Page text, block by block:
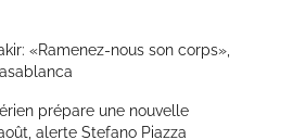
«Ramenez-nous son corps»,
prépare une nouvelle
alerte Stefano Piazza